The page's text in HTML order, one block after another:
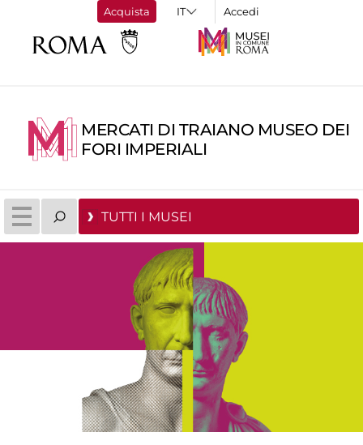
Acquista Accedi
MERCATI DI TRAIANO MUSEO DEI
FORI IMPERIALI
TUTTI I MUSEI